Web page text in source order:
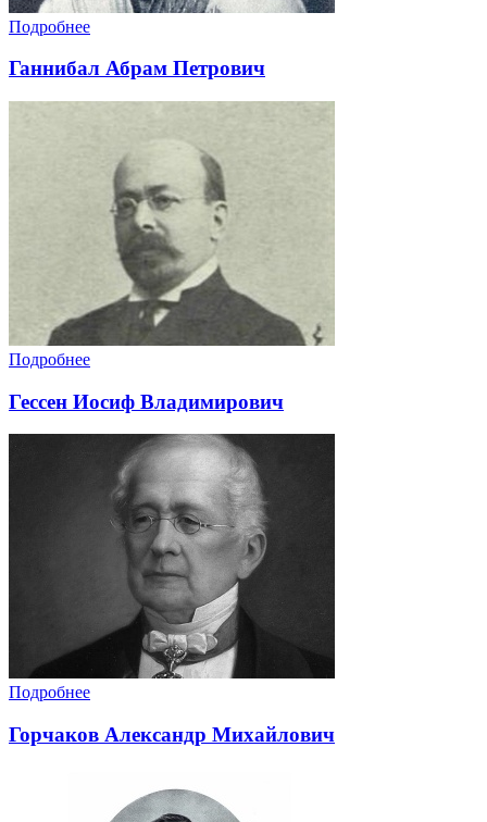
Подробнее
Ганнибал Абрам Петрович
Подробнее
Гессен Иосиф Владимирович
Подробнее
Горчаков Александр Михайлович